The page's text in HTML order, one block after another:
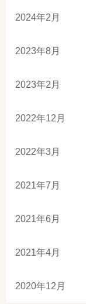
2024年2月
2023年8月
2023年2月
2022年12月
2022年3月
2021年7月
2021年6月
2021年4月
2020年12月